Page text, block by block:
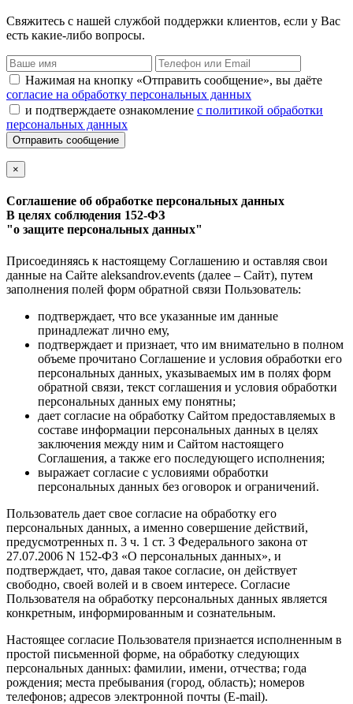
Свяжитесь с нашей службой поддержки клиентов, если у Вас
есть какие-либо вопросы.
Нажимая на кнопку «Отправить сообщение», вы даёте
согласие на обработку персональных данных
и подтверждаете ознакомление с политикой обработки
персональных данных
Отправить сообщение
×
Соглашение об обработке персональных данных
В целях соблюдения 152-ФЗ
"о защите персональных данных"
Присоединяясь к настоящему Соглашению и оставляя свои
данные на Сайте aleksandrov.events (далее – Сайт), путем
заполнения полей форм обратной связи Пользователь:
подтверждает, что все указанные им данные
принадлежат лично ему,
подтверждает и признает, что им внимательно в полном
объеме прочитано Соглашение и условия обработки его
персональных данных, указываемых им в полях форм
обратной связи, текст соглашения и условия обработки
персональных данных ему понятны;
дает согласие на обработку Сайтом предоставляемых в
составе информации персональных данных в целях
заключения между ним и Сайтом настоящего
Соглашения, а также его последующего исполнения;
выражает согласие с условиями обработки
персональных данных без оговорок и ограничений.
Пользователь дает свое согласие на обработку его
персональных данных, а именно совершение действий,
предусмотренных п. 3 ч. 1 ст. 3 Федерального закона от
27.07.2006 N 152-ФЗ «О персональных данных», и
подтверждает, что, давая такое согласие, он действует
свободно, своей волей и в своем интересе. Согласие
Пользователя на обработку персональных данных является
конкретным, информированным и сознательным.
Настоящее согласие Пользователя признается исполненным в
простой письменной форме, на обработку следующих
персональных данных: фамилии, имени, отчества; года
рождения; места пребывания (город, область); номеров
телефонов; адресов электронной почты (E-mail).